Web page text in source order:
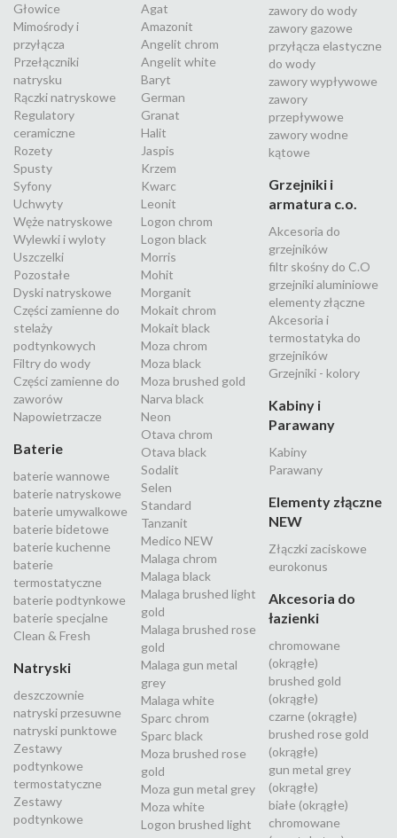
Głowice
Mimośrody i
przyłącza
Przełączniki
natrysku
Rączki natryskowe
Regulatory
ceramiczne
Rozety
Spusty
Syfony
Uchwyty
Węże natryskowe
Wylewki i wyloty
Uszczelki
Pozostałe
Dyski natryskowe
Części zamienne do
stelaży
podtynkowych
Filtry do wody
Części zamienne do
zaworów
Napowietrzacze
Baterie
baterie wannowe
baterie natryskowe
baterie umywalkowe
baterie bidetowe
baterie kuchenne
baterie
termostatyczne
baterie podtynkowe
baterie specjalne
Clean & Fresh
Natryski
deszczownie
natryski przesuwne
natryski punktowe
Zestawy
podtynkowe
termostatyczne
Zestawy
podtynkowe
Agat
Amazonit
Angelit chrom
Angelit white
Baryt
German
Granat
Halit
Jaspis
Krzem
Kwarc
Leonit
Logon chrom
Logon black
Morris
Mohit
Morganit
Mokait chrom
Mokait black
Moza chrom
Moza black
Moza brushed gold
Narva black
Neon
Otava chrom
Otava black
Sodalit
Selen
Standard
Tanzanit
Medico NEW
Malaga chrom
Malaga black
Malaga brushed light
gold
Malaga brushed rose
gold
Malaga gun metal
grey
Malaga white
Sparc chrom
Sparc black
Moza brushed rose
gold
Moza gun metal grey
Moza white
Logon brushed light
zawory do wody
zawory gazowe
przyłącza elastyczne
do wody
zawory wypływowe
zawory
przepływowe
zawory wodne
kątowe
Grzejniki i
armatura c.o.
Akcesoria do
grzejników
filtr skośny do C.O
grzejniki aluminiowe
elementy złączne
Akcesoria i
termostatyka do
grzejników
Grzejniki - kolory
Kabiny i
Parawany
Kabiny
Parawany
Elementy złączne
NEW
Złączki zaciskowe
eurokonus
Akcesoria do
łazienki
chromowane
(okrągłe)
brushed gold
(okrągłe)
czarne (okrągłe)
brushed rose gold
(okrągłe)
gun metal grey
(okrągłe)
białe (okrągłe)
chromowane